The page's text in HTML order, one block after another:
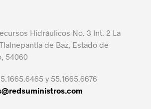
Hidráulicos No. 3 Int. 2 La
de Baz, Estado de
54060
y 55.1665.6676